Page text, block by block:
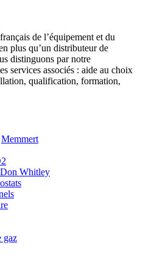
de l’équipement et du
plus qu’un distributeur de
distinguons par notre
services associés : aide au choix
qualification, formation,
Memmert
Don Whitley
gaz